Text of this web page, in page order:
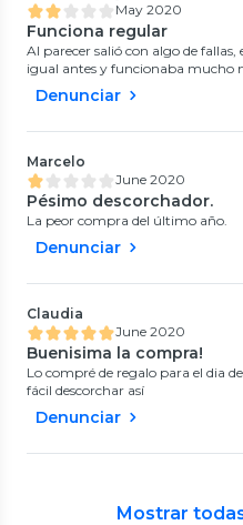
May 2020
Funciona regular
Al parecer salió con algo de
igual antes y funcionaba mucho
Denunciar
Marcelo
June 2020
Pésimo descorchador.
La peor compra del último año.
Denunciar
Claudia
June 2020
Buenisima la compra!
Lo compré de regalo para el dia
fácil descorchar así
Denunciar
Mostrar